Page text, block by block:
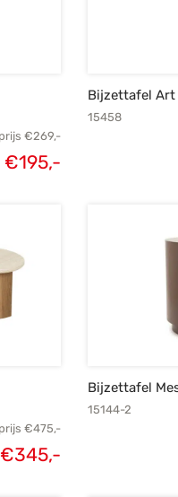
€269,-
€195,-
Bijzettafel Art
15458
€475,-
€345,-
Bijzettafel
15144-2